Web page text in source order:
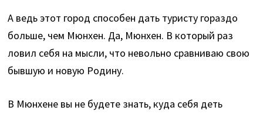
А ведь этот город способен дать туристу гораздо
больше, чем Мюнхен. Да, Мюнхен. В который раз
ловил себя на мысли, что невольно сравниваю свою
бывшую и новую Родину.
В Мюнхене вы не будете знать, куда себя деть